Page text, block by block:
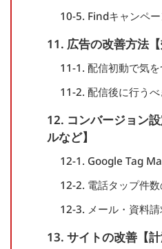
10-5. Findキャンペ
11. 広告の改善方法【
11-1. 配信初動で気
11-2. 配信後に行う
12. コンバージョン
ルなど】
12-1. Google Tag
12-2. 電話タップ件
12-3. メール・資料
13. サイトの改善【計